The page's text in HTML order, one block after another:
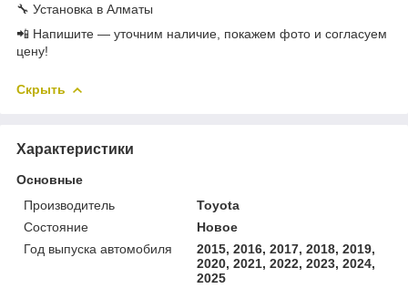
🔧 Установка в Алматы
📲 Напишите — уточним наличие, покажем фото и согласуем
цену!
Скрыть
Характеристики
Основные
Производитель
Toyota
Состояние
Новое
Год выпуска автомобиля
2015, 2016, 2017, 2018, 2019,
2020, 2021, 2022, 2023, 2024,
2025